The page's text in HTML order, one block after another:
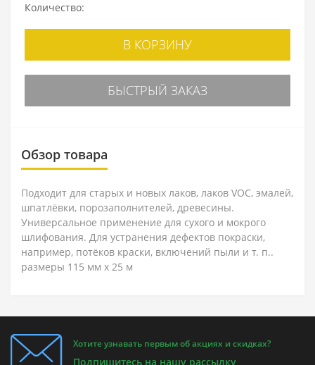
Количество:
В КОРЗИНУ
БЫСТРЫЙ ЗАКАЗ
Обзор товара
Подходит для старых и новых лаков, лаков VOC, эмалей,
шпатлёвки, порозаполнителей, древесины.
Универсальное применение для сухого и мокрого
шлифования. Для устранения дефектов покраски,
например, потёков краски, включений пыли и т. п..
размеры 115 мм x 25 м
Хотите узнавать первым об акциях и скидках?
Подпишитесь на нашу рассылку